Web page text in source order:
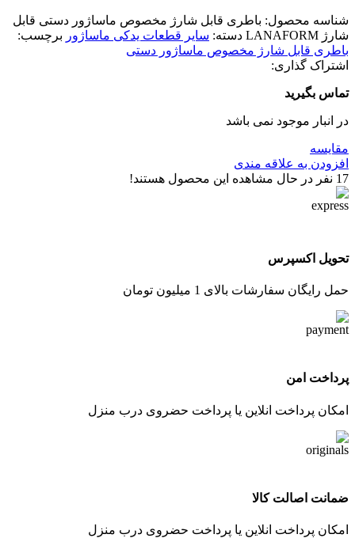
شناسه محصول: باطری قابل شارژ مخصوص ماساژور دستی قابل
شارژ LANAFORM
دسته: سایر قطعات یدکی ماساژور برچسب:
باطری قابل شارژ مخصوص ماساژور دستی
اشتراک گذاری:
تماس بگیرید
در انبار موجود نمی باشد
مقایسه
افزودن به علاقه مندی
17 نفر در حال مشاهده این محصول هستند!
تحویل اکسپرس
حمل رایگان سفارشات بالای 1 میلیون تومان
پرداخت امن
امکان پرداخت انلاین یا پرداخت حضروی درب منزل
ضمانت اصالت کالا
امکان پرداخت انلاین یا پرداخت حضروی درب منزل